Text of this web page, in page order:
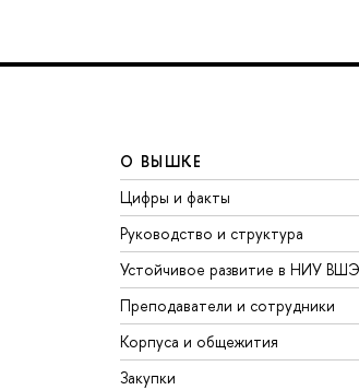
О ВЫШКЕ
Цифры и факты
Руководство и структура
Устойчивое развитие в НИУ ВШЭ
Преподаватели и сотрудники
Корпуса и общежития
Закупки